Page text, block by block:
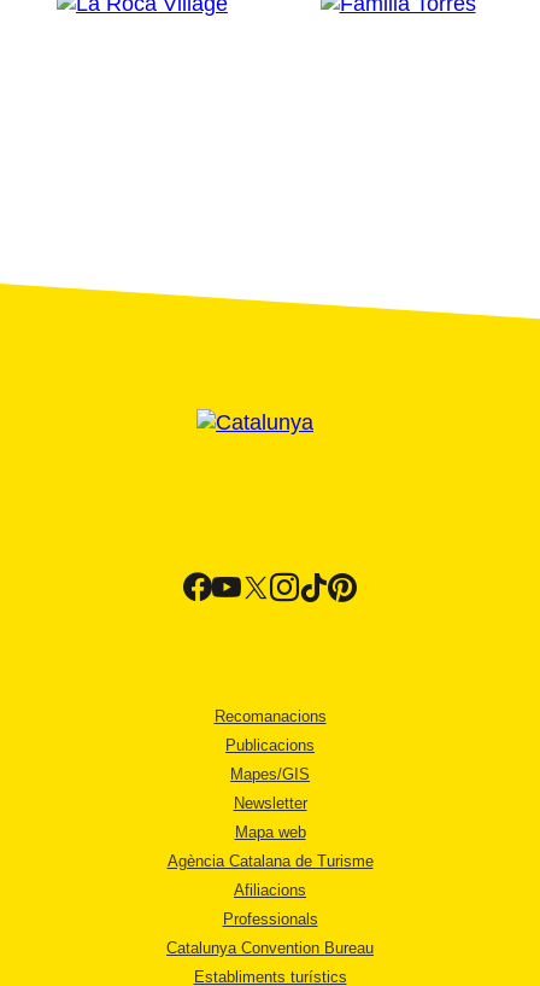
Recomanacions
Publicacions
Mapes/GIS
Newsletter
Mapa web
Agència Catalana de Turisme
Afiliacions
Professionals
Catalunya Convention Bureau
Establiments turístics